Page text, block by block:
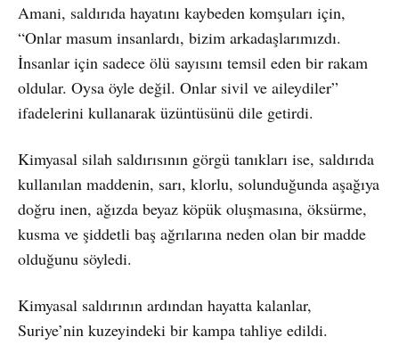
Amani, saldırıda hayatını kaybeden komşuları için,
“Onlar masum insanlardı, bizim arkadaşlarımızdı.
İnsanlar için sadece ölü sayısını temsil eden bir rakam
oldular. Oysa öyle değil. Onlar sivil ve aileydiler”
ifadelerini kullanarak üzüntüsünü dile getirdi.
Kimyasal silah saldırısının görgü tanıkları ise, saldırıda
kullanılan maddenin, sarı, klorlu, solunduğunda aşağıya
doğru inen, ağızda beyaz köpük oluşmasına, öksürme,
kusma ve şiddetli baş ağrılarına neden olan bir madde
olduğunu söyledi.
Kimyasal saldırının ardından hayatta kalanlar,
Suriye’nin kuzeyindeki bir kampa tahliye edildi.